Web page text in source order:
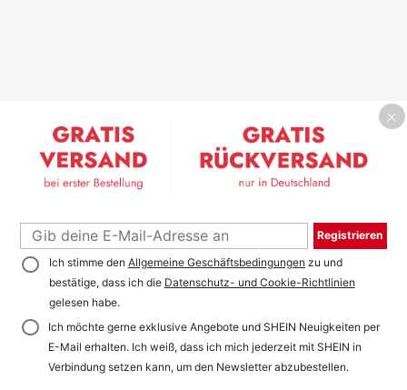
Registrieren
Ich stimme den Allgemeine Geschäftsbedingungen zu und
bestätige, dass ich die Datenschutz- und Cookie-Richtlinien
gelesen habe.
Ich möchte gerne exklusive Angebote und SHEIN Neuigkeiten per
E-Mail erhalten. Ich weiß, dass ich mich jederzeit mit SHEIN in
Verbindung setzen kann, um den Newsletter abzubestellen.